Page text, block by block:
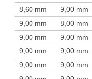
8,60 mm
9,00 mm
9,00 mm
8,00 mm
9,00 mm
9,00 mm
9,00 mm
9,00 mm
9,00 mm
9,00 mm